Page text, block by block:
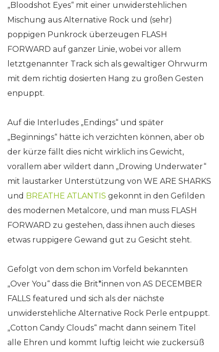
„Bloodshot Eyes“ mit einer unwiderstehlichen
Mischung aus Alternative Rock und (sehr)
poppigen Punkrock überzeugen FLASH
FORWARD auf ganzer Linie, wobei vor allem
letztgenannter Track sich als gewaltiger Ohrwurm
mit dem richtig dosierten Hang zu großen Gesten
enpuppt.
Auf die Interludes „Endings“ und später
„Beginnings“ hätte ich verzichten können, aber ob
der kürze fällt dies nicht wirklich ins Gewicht,
vorallem aber wildert dann „Drowing Underwater“
mit laustarker Unterstützung von WE ARE SHARKS
und BREATHE ATLANTIS gekonnt in den Gefilden
des modernen Metalcore, und man muss FLASH
FORWARD zu gestehen, dass ihnen auch dieses
etwas ruppigere Gewand gut zu Gesicht steht.
Gefolgt von dem schon im Vorfeld bekannten
„Over You“ dass die Brit*innen von AS DECEMBER
FALLS featured und sich als der nächste
unwiderstehliche Alternative Rock Perle entpuppt.
„Cotton Candy Clouds“ macht dann seinem Titel
alle Ehren und kommt luftig leicht wie zuckersüß